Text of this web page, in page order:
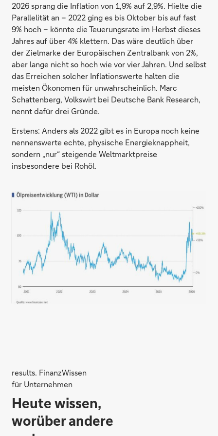
2026 sprang die Inflation von 1,9% auf 2,9%. Hielte die
Parallelität an – 2022 ging es bis Oktober bis auf fast
9% hoch – könnte die Teuerungsrate im Herbst dieses
Jahres auf über 4% klettern. Das wäre deutlich über
der Zielmarke der Europäischen Zentralbank von 2%,
aber lange nicht so hoch wie vor vier Jahren. Und selbst
das Erreichen solcher Inflationswerte halten die
meisten Ökonomen für unwahrscheinlich. Marc
Schattenberg, Volkswirt bei Deutsche Bank Research,
nennt dafür drei Gründe.
Erstens: Anders als 2022 gibt es in Europa noch keine
nennenswerte echte, physische Energieknappheit,
sondern „nur“ steigende Weltmarktpreise
insbesondere bei Rohöl.
results. FinanzWissen
für Unternehmen
Heute wissen,
worüber andere